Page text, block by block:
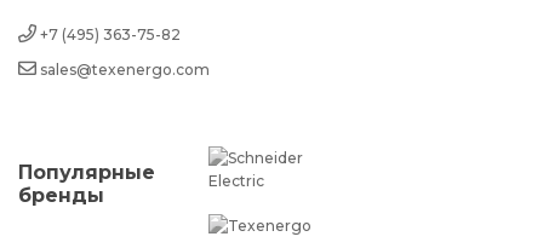
+7 (495) 363-75-82
sales@texenergo.com
Популярные
бренды